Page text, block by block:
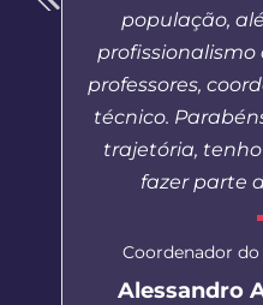
população,
professores,
técnico.
trajetória,
fazer parte
Coordenador
Alessandro